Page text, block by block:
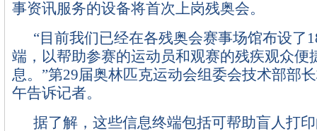
事资讯服务的设备将首次上岗残奥会。
“目前我们已经在各残奥会赛事场馆布设了
端，以帮助参赛的运动员和观赛的残疾观众便
息。”第29届奥林匹克运动会组委会技术部部
午告诉记者。
据了解，这些信息终端包括可帮助盲人打